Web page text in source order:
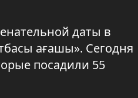
даты в
ағашы». Сегодня
посадили 55